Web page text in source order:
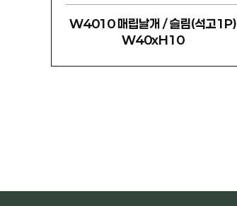
W4010 매립날개 / 슬림(석고1P)
W40xH10